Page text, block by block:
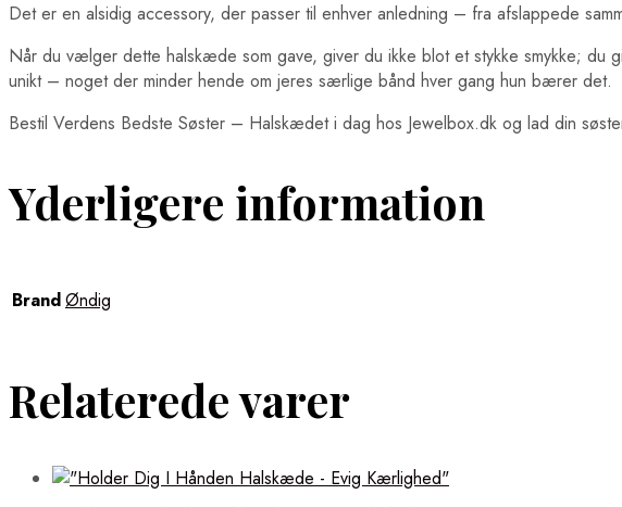
Det er en alsidig accessory, der passer til enhver anledning – fra afslappede
Når du vælger dette halskæde som gave, giver du ikke blot et stykke smykke;
unikt – noget der minder hende om jeres særlige bånd hver gang hun bærer det.
Bestil Verdens Bedste Søster – Halskædet i dag hos Jewelbox.dk og lad din
Yderligere information
BrandØndig
Relaterede varer